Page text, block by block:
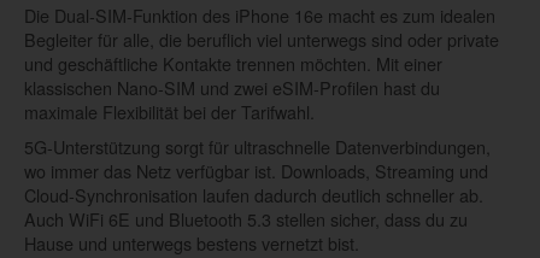
Die Dual-SIM-Funktion des iPhone 16e macht es zum idealen
Begleiter für alle, die beruflich viel unterwegs sind oder private
und geschäftliche Kontakte trennen möchten. Mit einer
klassischen Nano-SIM und zwei eSIM-Profilen hast du
maximale Flexibilität bei der Tarifwahl.
5G-Unterstützung sorgt für ultraschnelle Datenverbindungen,
wo immer das Netz verfügbar ist. Downloads, Streaming und
Cloud-Synchronisation laufen dadurch deutlich schneller ab.
Auch WiFi 6E und Bluetooth 5.3 stellen sicher, dass du zu
Hause und unterwegs bestens vernetzt bist.